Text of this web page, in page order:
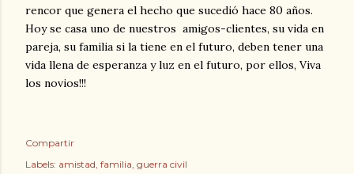
rencor que genera el hecho que sucedió hace 80 años.
Hoy se casa uno de nuestros amigos-clientes, su vida en
pareja, su familia si la tiene en el futuro, deben tener una
vida llena de esperanza y luz en el futuro, por ellos, Viva
los novios!!!
Compartir
Labels: amistad familia guerra civil